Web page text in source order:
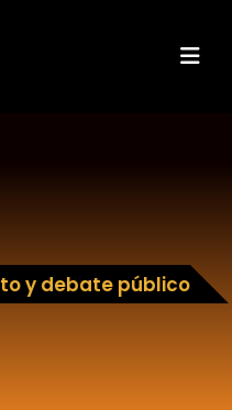
y debate público